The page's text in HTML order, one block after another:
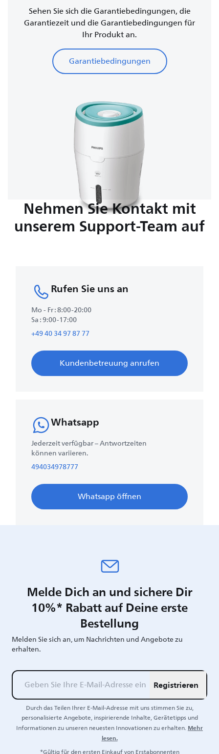
Sehen Sie sich die Garantiebedingungen, die
Garantiezeit und die Garantiebedingungen für
Ihr Produkt an.
Garantiebedingungen
Nehmen Sie Kontakt mit
unserem Support-Team auf
Rufen Sie uns an
Mo - Fr : 8:00-20:00
Sa : 9:00-17:00
+49 40 34 97 87 77
Kundenbetreuung anrufen
Whatsapp
Jederzeit verfügbar – Antwortzeiten
können variieren.
494034978777
Whatsapp öffnen
Melde Dich an und sichere Dir
10%* Rabatt auf Deine erste
Bestellung
Melden Sie sich an, um Nachrichten und Angebote zu
erhalten.
Registrieren
Durch das Teilen Ihrer E-Mail-Adresse mit uns stimmen Sie zu,
personalisierte Angebote, inspirierende Inhalte, Gerätetipps und
Informationen zu unseren neuesten Innovationen zu erhalten.Mehr
lesen.